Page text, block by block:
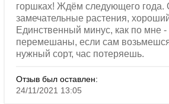
горшках! Ждём следующего года.
замечательные растения,
Единственный минус, как по мне -
перемешаны, если сам
нужный сорт, час потеряешь.
Отзыв был оставлен:
24/11/2021 13:05